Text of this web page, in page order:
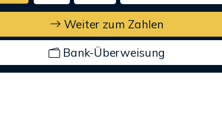
Weiter zum Zahlen
Bank-Überweisung